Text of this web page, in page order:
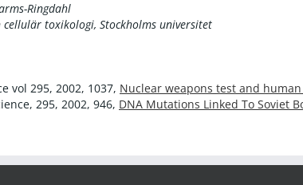
Ringdahl
toxikologi, Stockholms universitet
vol 295, 2002, 1037, Nuclear weapons test and
295, 2002, 946, DNA Mutations Linked To Soviet